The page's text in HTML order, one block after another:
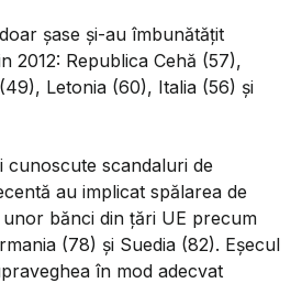
șase și-au îmbunătățit
2012: Republica Cehă (57),
Letonia (60), Italia (56) și
cunoscute scandaluri de
au implicat spălarea de
bănci din țări UE precum
(78) și Suedia (82). Eșecul
în mod adecvat